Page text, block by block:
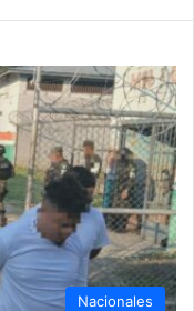
Nacionales